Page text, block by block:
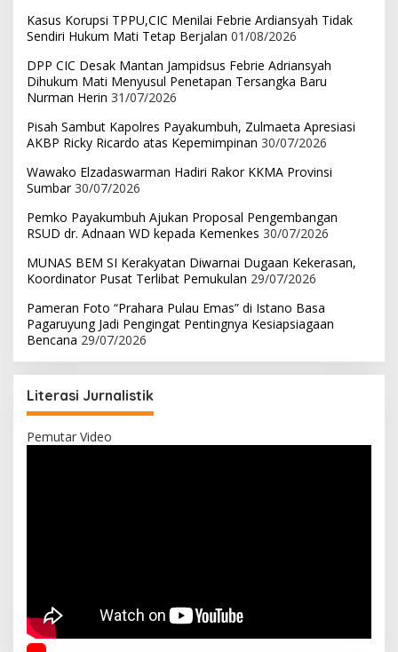
Kasus Korupsi TPPU,CIC Menilai Febrie Ardiansyah Tidak
Sendiri Hukum Mati Tetap Berjalan 01/08/2026
DPP CIC Desak Mantan Jampidsus Febrie Adriansyah
Dihukum Mati Menyusul Penetapan Tersangka Baru
Nurman Herin 31/07/2026
Pisah Sambut Kapolres Payakumbuh, Zulmaeta Apresiasi
AKBP Ricky Ricardo atas Kepemimpinan 30/07/2026
Wawako Elzadaswarman Hadiri Rakor KKMA Provinsi
Sumbar 30/07/2026
Pemko Payakumbuh Ajukan Proposal Pengembangan
RSUD dr. Adnaan WD kepada Kemenkes 30/07/2026
MUNAS BEM SI Kerakyatan Diwarnai Dugaan Kekerasan,
Koordinator Pusat Terlibat Pemukulan 29/07/2026
Pameran Foto “Prahara Pulau Emas” di Istano Basa
Pagaruyung Jadi Pengingat Pentingnya Kesiapsiagaan
Bencana 29/07/2026
Literasi Jurnalistik
Pemutar Video